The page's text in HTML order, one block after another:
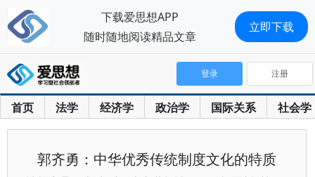
首页 法学 经济学 政治学 国际关系 社会学
登录 注册
郭齐勇：中华优秀传统制度文化的特质
下载爱思想APP
随时随地阅读精品文章
立即下载